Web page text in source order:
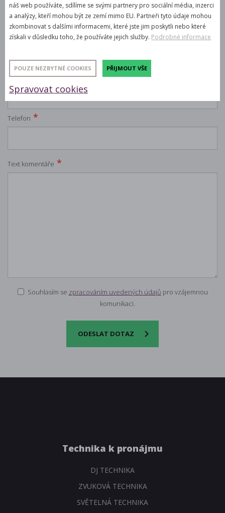
nebo nabídkou.
Jméno *
E-mail *
Telefon *
Text komentáře *
Souhlasím se zpracováním uvedených údajů pro vzájemnou
komunikaci.
ODESLAT DOTAZ
Technika k pronájmu
DJ TECHNIKA
ZVUKOVÁ TECHNIKA
SVĚTELNÁ TECHNIKA
náš web používáte, sdílíme se svými partnery pro sociální média, inzerci
a analýzy, kteří mohou být ze zemí mimo EU. Partneři tyto údaje mohou
zkombinovat s dalšími informacemi, které jste jim poskytli nebo které
získali v důsledku toho, že používáte jejich služby. Podrobné informace
POUZE NEZBYTNÉ COOKIES PŘIJMOUT VŠE
Spravovat cookies